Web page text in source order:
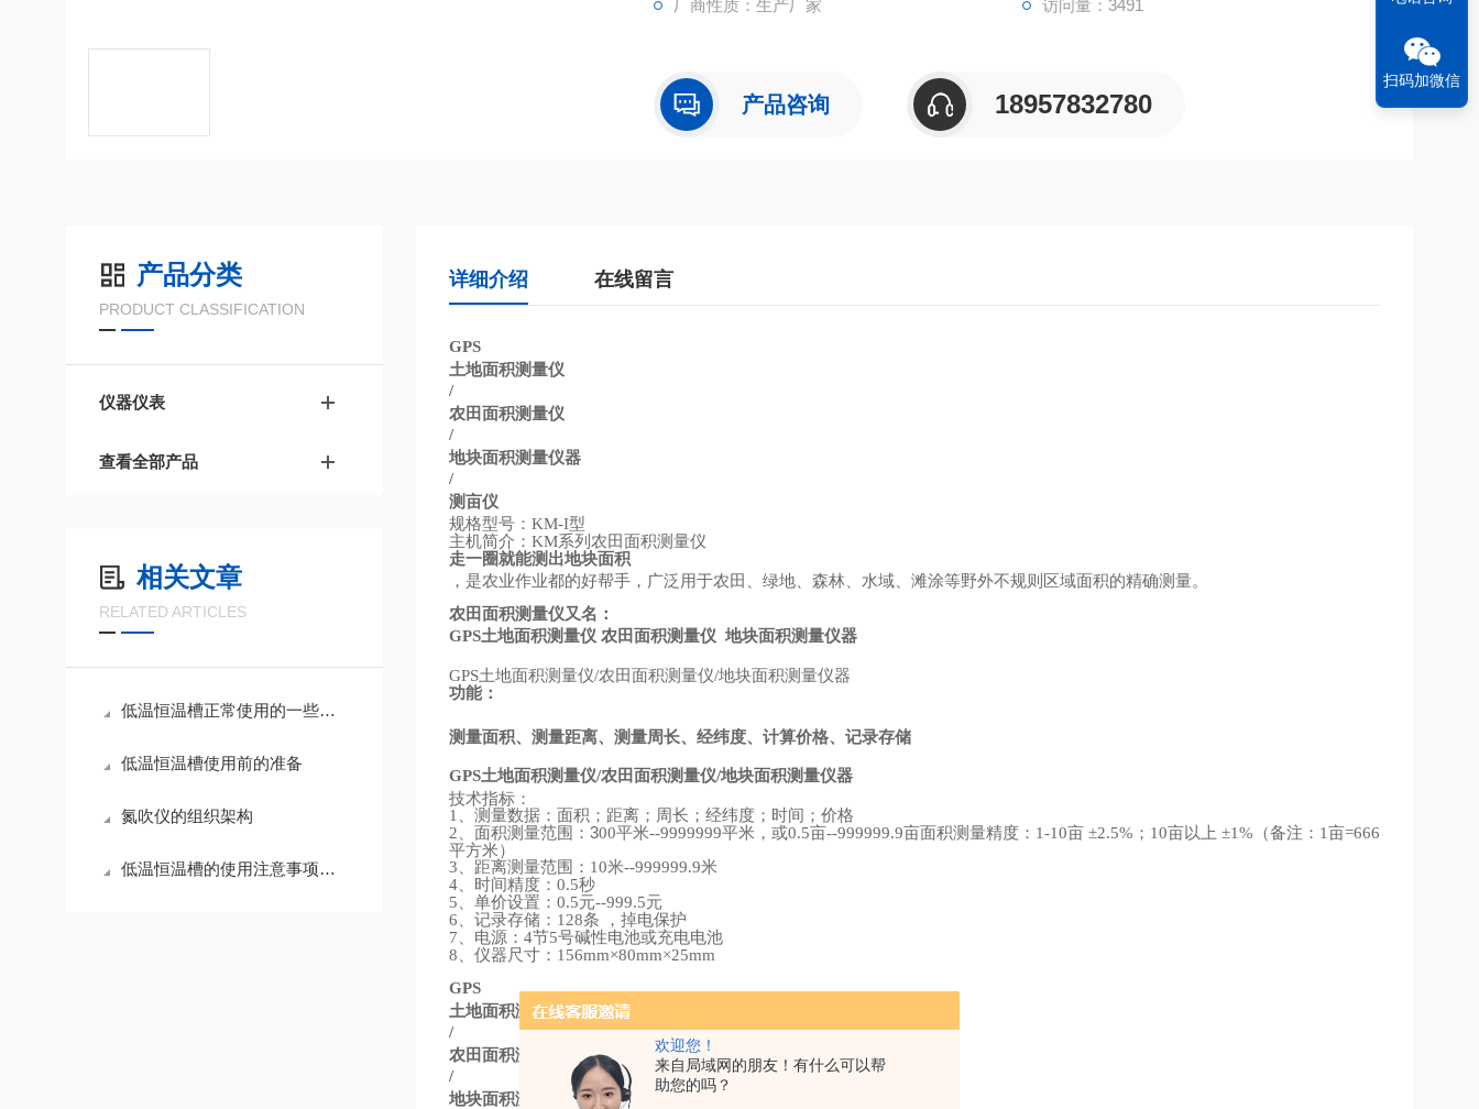
欢迎您！
来自局域网的朋友！有什么可以帮
助您的吗？
厂商性质：生产厂家 访问量：3491
产品咨询 18957832780
产品分类
PRODUCT CLASSIFICATION
仪器仪表
查看全部产品
相关文章
RELATED ARTICLES
低温恒温槽正常使用的一些特殊要求,不知道你有没有注意到
低温恒温槽使用前的准备
氮吹仪的组织架构
低温恒温槽的使用注意事项和使用方法
详细介绍 在线留言
GPS
土地面积测量仪
/
农田面积测量仪
/
地块面积测量仪器
/
测亩仪
规格型号： KM-I型
主机简介： KM系列农田面积测量仪
走一圈就能测出地块面积
，是农业作业都的好帮手，广泛用于农田、绿地、森林、水域、滩涂等野外不规则区域面积的精确测量。
农田面积测量仪又名：
GPS土地面积测量仪 农田面积测量仪 地块面积测量仪器
GPS土地面积测量仪/农田面积测量仪/地块面积测量仪器
功能：
测量面积、测量距离、测量周长、经纬度、计算价格、记录存储
GPS土地面积测量仪/农田面积测量仪/地块面积测量仪器
技术指标：
1 、测量数据：面积；距离；周长；经纬度；时间；价格
2 、面积测量范围：300平米--9999999平米，或0.5亩--999999.9亩面积测量精度： 1-10亩±2.5% ； 10亩以上 ±1% （备注： 1亩=666
平方米）
3 、距离测量范围： 10米--999999.9米
4、时间精度： 0.5秒
5 、单价设置： 0.5元--999.5元
6 、记录存储： 128条 ，掉电保护
7 、电源： 4节5号碱性电池或充电电池
8 、仪器尺寸： 156mm×80mm×25mm
GPS
土地面积测量仪
/
农田面积测量仪
/
地块面积测量仪器
扫码加微信